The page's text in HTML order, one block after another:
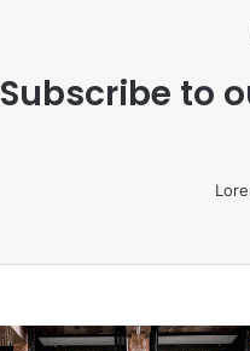
Subscribe to